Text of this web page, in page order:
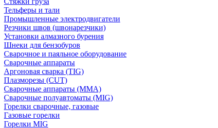
Тельферы и тали
Промышленные электродвигатели
Резчики швов (швонарезчики)
Установки алмазного бурения
Шнеки для бензобуров
Сварочное и паяльное оборудование
Сварочные аппараты
Аргоновая сварка (TIG)
Плазморезы (CUT)
Сварочные аппараты (MMA)
Сварочные полуавтоматы (MIG)
Горелки сварочные, газовые
Газовые горелки
Горелки MIG